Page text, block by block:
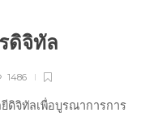
ดิจิทัล
1486
ดิจิทัลเพื่อบูรณาการการ